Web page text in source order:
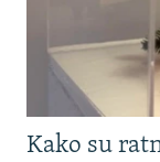
Kako su